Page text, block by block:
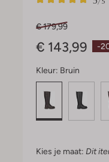
-
€ 179,99
€ 143,99
Kleur: Bruin
Kies je maat: Dit